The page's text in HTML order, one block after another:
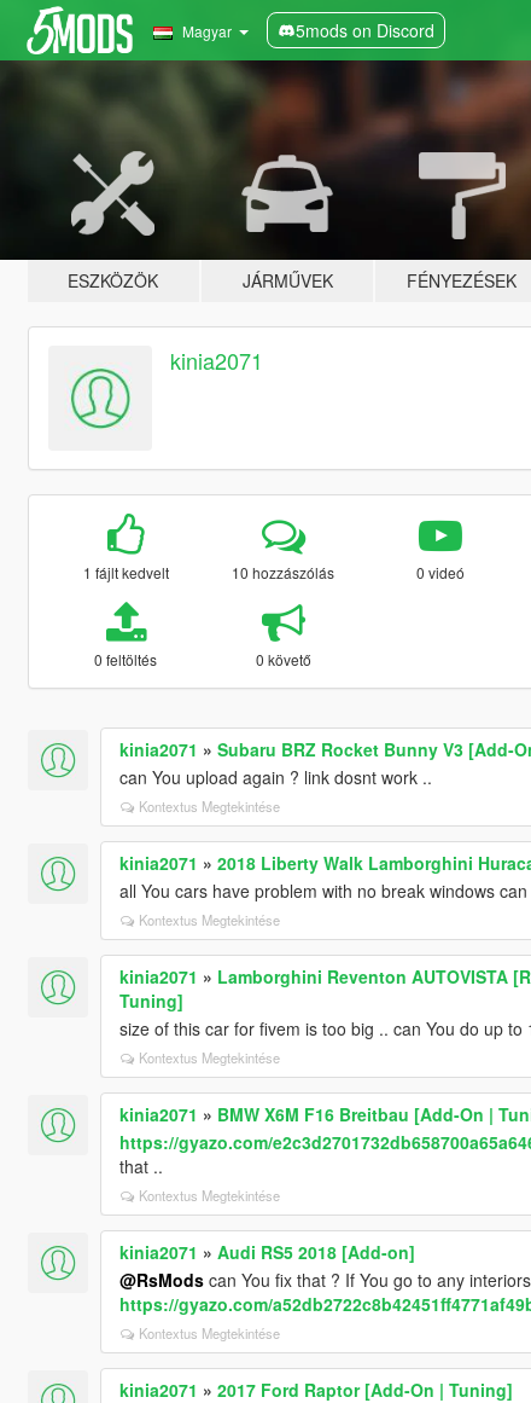
Magyar 5mods on Discord
ESZKÖZÖK JÁRMŰVEK FÉNYEZÉSEK
kinia2071
1 fájlt kedvelt 10 hozzászólás 0 videó
0 feltöltés 0 követő
kinia2071 » Subaru BRZ Rocket Bunny V3 [Add-
can You upload again ? link dosnt work ..
Kontextus Megtekintése
kinia2071 » 2018 Liberty Walk Lamborghini
all You cars have problem with no break windows
Kontextus Megtekintése
kinia2071 » Lamborghini Reventon AUTOVISTA
Tuning]
size of this car for fivem is too big .. can You do up to
Kontextus Megtekintése
kinia2071 » BMW X6M F16 Breitbau [Add-On |
https://gyazo.com/
that ..
Kontextus Megtekintése
kinia2071 » Audi RS5 2018 [Add-on]
@RsModscan You fix that ? If You go to any
https://gyazo.com/
Kontextus Megtekintése
kinia2071 » 2017 Ford Raptor [Add-On | Tuning]